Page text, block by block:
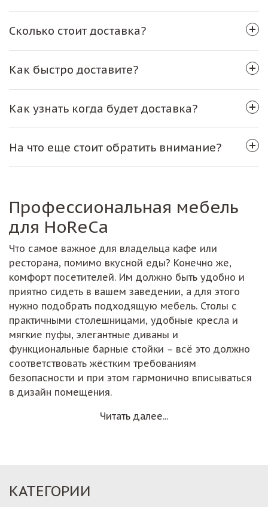
Сколько стоит доставка?
Как быстро доставите?
Как узнать когда будет доставка?
На что еще стоит обратить внимание?
Профессиональная мебель
для HoReCa
Что самое важное для владельца кафе или
ресторана, помимо вкусной еды? Конечно же,
комфорт посетителей. Им должно быть удобно и
приятно сидеть в вашем заведении, а для этого
нужно подобрать подходящую мебель. Столы с
практичными столешницами, удобные кресла и
мягкие пуфы, элегантные диваны и
функциональные барные стойки – всё это должно
соответствовать жёстким требованиям
безопасности и при этом гармонично вписываться
в дизайн помещения.
Читать далее...
КАТЕГОРИИ